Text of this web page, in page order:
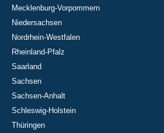
Mecklenburg-Vorpommern
Niedersachsen
Nordrhein-Westfalen
Rheinland-Pfalz
Saarland
Sachsen
Sachsen-Anhalt
Schleswig-Holstein
Thüringen